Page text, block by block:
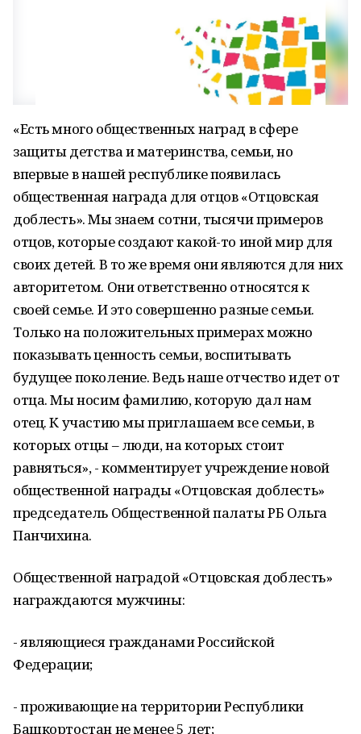
«Есть много общественных наград в сфере
защиты детства и материнства, семьи, но
впервые в нашей республике появилась
общественная награда для отцов «Отцовская
доблесть». Мы знаем сотни, тысячи примеров
отцов, которые создают какой-то иной мир для
своих детей. В то же время они являются для них
авторитетом. Они ответственно относятся к
своей семье. И это совершенно разные семьи.
Только на положительных примерах можно
показывать ценность семьи, воспитывать
будущее поколение. Ведь наше отчество идет от
отца. Мы носим фамилию, которую дал нам
отец. К участию мы приглашаем все семьи, в
которых отцы – люди, на которых стоит
равняться», - комментирует учреждение новой
общественной награды «Отцовская доблесть»
председатель Общественной палаты РБ Ольга
Панчихина.
Общественной наградой «Отцовская доблесть»
награждаются мужчины:
- являющиеся гражданами Российской
Федерации;
- проживающие на территории Республики
Башкортостан не менее 5 лет;